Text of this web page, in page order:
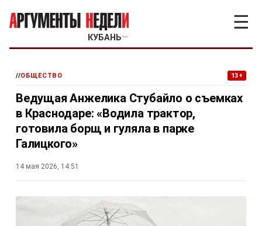
КУБАНЬ﹀
☰
//ОБЩЕСТВО 13+
Ведущая Анжелика Стубайло о съемках
в Краснодаре: «Водила трактор,
готовила борщ и гуляла в парке
Галицкого»
14 мая 2026, 14:51